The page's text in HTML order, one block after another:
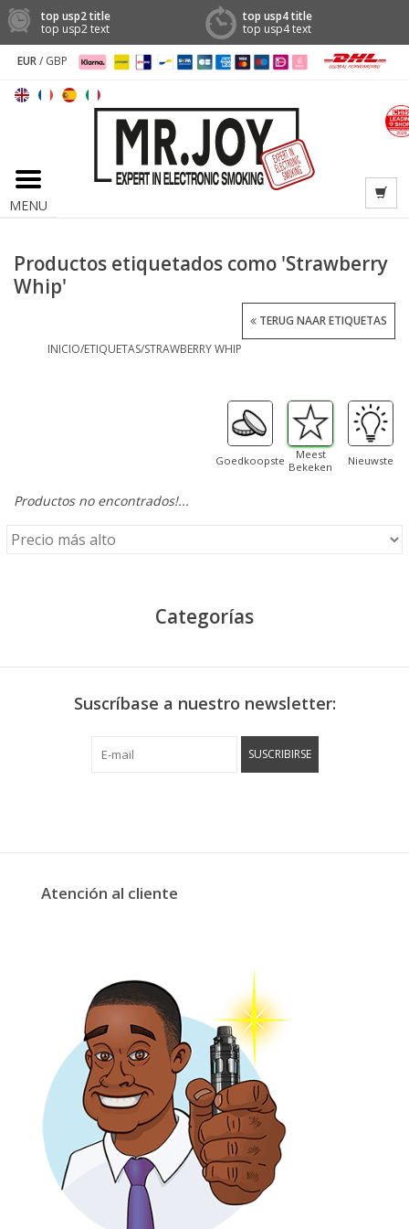
top usp2 title
top usp2 text
top usp4 title
top usp4 text
EUR/ GBP
MENU
Productos etiquetados como 'Strawberry
Whip'
INICIO/ETIQUETAS/STRAWBERRY WHIP
TERUG NAAR ETIQUETAS
Goedkoopste
Meest
Bekeken
Nieuwste
Productos no encontrados!...
Categorías
Suscríbase a nuestro newsletter:
SUSCRIBIRSE
Atención al cliente